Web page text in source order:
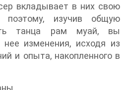
вкладывает в них свою
поэтому, изучив общую
танца рам муай, вы
изменения, исходя из
и опыта, накопленного в